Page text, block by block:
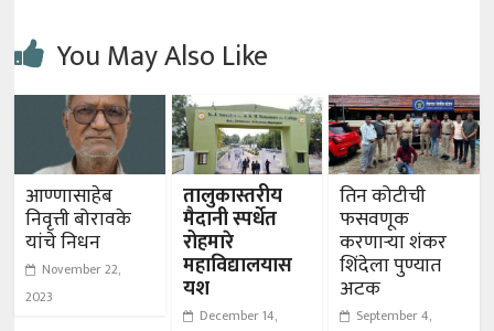
You May Also Like
आण्णासाहेब
निवृत्ती बोरावके
यांचे निधन
November 22,
2023
तालुकास्तरीय
मैदानी स्पर्धेत
रोहमारे
महाविद्यालयास
यश
December 14,
तिन कोटीची
फसवणूक
करणाऱ्या शंकर
शिंदेला पुण्यात
अटक
September 4,